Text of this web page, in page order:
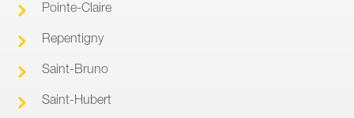
Pointe-Claire
Repentigny
Saint-Bruno
Saint-Hubert